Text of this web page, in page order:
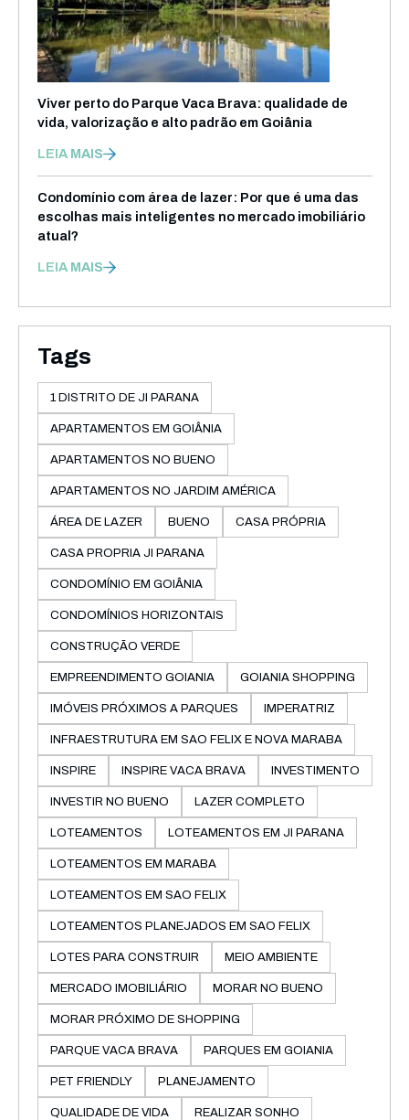
Viver perto do Parque Vaca Brava: qualidade de
vida, valorização e alto padrão em Goiânia
LEIA MAIS
Condomínio com área de lazer: Por que é uma das
escolhas mais inteligentes no mercado imobiliário
atual?
LEIA MAIS
Tags
1 DISTRITO DE JI PARANA
APARTAMENTOS EM GOIÂNIA
APARTAMENTOS NO BUENO
APARTAMENTOS NO JARDIM AMÉRICA
ÁREA DE LAZER BUENO CASA PRÓPRIA
CASA PROPRIA JI PARANA
CONDOMÍNIO EM GOIÂNIA
CONDOMÍNIOS HORIZONTAIS
CONSTRUÇÃO VERDE
EMPREENDIMENTO GOIANIA GOIANIA SHOPPING
IMÓVEIS PRÓXIMOS A PARQUES IMPERATRIZ
INFRAESTRUTURA EM SAO FELIX E NOVA MARABA
INSPIRE INSPIRE VACA BRAVA INVESTIMENTO
INVESTIR NO BUENO LAZER COMPLETO
LOTEAMENTOS LOTEAMENTOS EM JI PARANA
LOTEAMENTOS EM MARABA
LOTEAMENTOS EM SAO FELIX
LOTEAMENTOS PLANEJADOS EM SAO FELIX
LOTES PARA CONSTRUIR MEIO AMBIENTE
MERCADO IMOBILIÁRIO MORAR NO BUENO
MORAR PRÓXIMO DE SHOPPING
PARQUE VACA BRAVA PARQUES EM GOIANIA
PET FRIENDLY PLANEJAMENTO
QUALIDADE DE VIDA REALIZAR SONHO